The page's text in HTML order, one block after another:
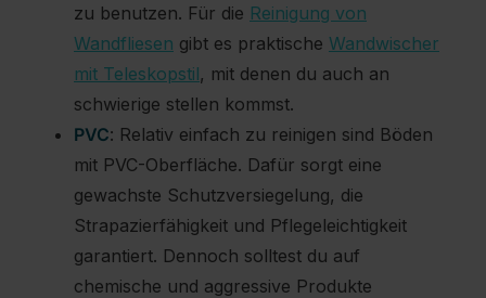
zu benutzen. Für die Reinigung von
Wandfliesen gibt es praktische Wandwischer
mit Teleskopstil, mit denen du auch an
schwierige stellen kommst.
PVC: Relativ einfach zu reinigen sind Böden
mit PVC-Oberfläche. Dafür sorgt eine
gewachste Schutzversiegelung, die
Strapazierfähigkeit und Pflegeleichtigkeit
garantiert. Dennoch solltest du auf
chemische und aggressive Produkte